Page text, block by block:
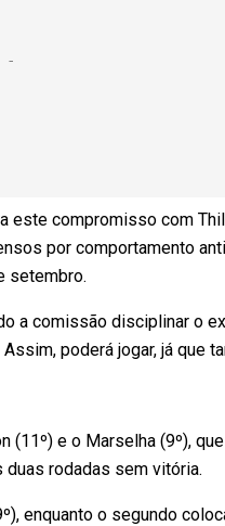
este compromisso com
por comportamento
setembro.
a comissão disciplinar o
poderá jogar, já que
e o Marselha (9º),
duas rodadas sem vitória.
enquanto o segundo